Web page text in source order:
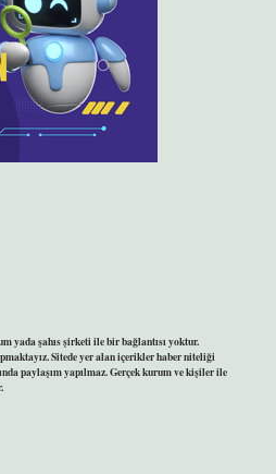
yada şahıs şirketi ile bir bağlantısı yoktur.
Sitede yer alan içerikler haber niteliği
paylaşım yapılmaz. Gerçek kurum ve kişiler ile